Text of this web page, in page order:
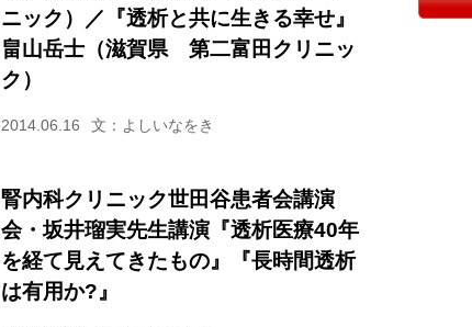
ニック）／『透析と共に生きる幸せ』
畠山岳士（滋賀県 第二富田クリニッ
ク）
2014.06.16 文：よしいなをき
腎内科クリニック世田谷患者会講演
会・坂井瑠実先生講演『透析医療40年
を経て見えてきたもの』『長時間透析
は有用か?』